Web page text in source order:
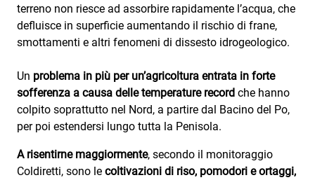
terreno non riesce ad assorbire rapidamente l’acqua, che
defluisce in superficie aumentando il rischio di frane,
smottamenti e altri fenomeni di dissesto idrogeologico.
Un problema in più per un’agricoltura entrata in forte
sofferenza a causa delle temperature record che hanno
colpito soprattutto nel Nord, a partire dal Bacino del Po,
per poi estendersi lungo tutta la Penisola.
A risentirne maggiormente, secondo il monitoraggio
Coldiretti, sono le coltivazioni di riso, pomodori e ortaggi,